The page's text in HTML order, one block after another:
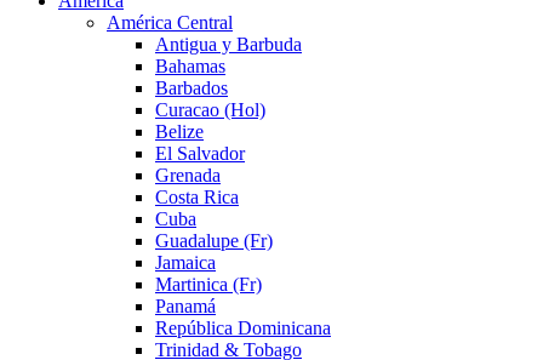
América Central
Antigua y Barbuda
Bahamas
Barbados
Curacao (Hol)
Belize
El Salvador
Grenada
Costa Rica
Cuba
Guadalupe (Fr)
Jamaica
Martinica (Fr)
Panamá
República Dominicana
Trinidad & Tobago